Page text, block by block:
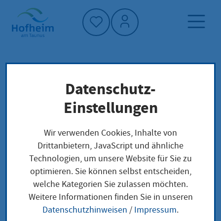
Startseite"
Leben in Hofheim
Gesellschaft und Soziales
FamilienApp Hessen
FamilienApp Hessen
Datenschutz-
Einstellungen
Wir verwenden Cookies, Inhalte von
Drittanbietern, JavaScript und ähnliche
Technologien, um unsere Website für Sie zu
optimieren. Sie können selbst entscheiden,
welche Kategorien Sie zulassen möchten.
Weitere Informationen finden Sie in unseren
Datenschutzhinweisen / Impressum.